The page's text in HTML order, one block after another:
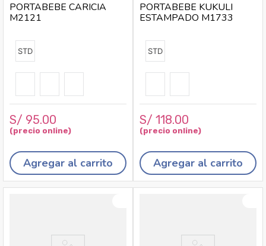
STD
PORTABEBE CARICIA
M2121
S/ 95.00
Agregar al carrito
STD
PORTABEBE KUKULI
ESTAMPADO M1733
S/ 118.00
Agregar al carrito